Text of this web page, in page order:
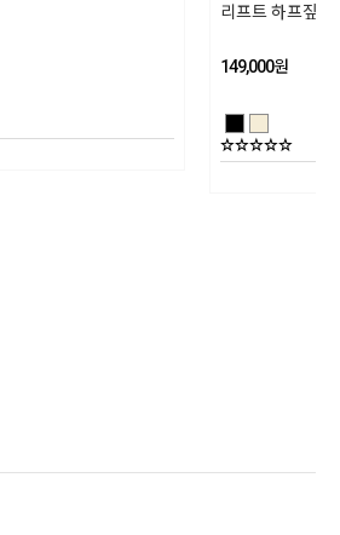
리프트 하프짚
149,000원